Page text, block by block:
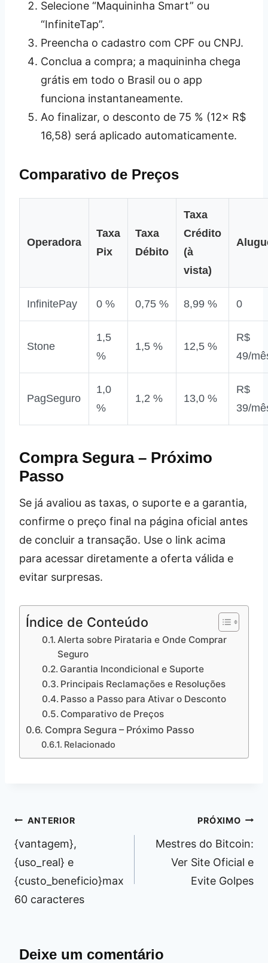
Selecione “Maquininha Smart” ou
“InfiniteTap”.
Preencha o cadastro com CPF ou CNPJ.
Conclua a compra; a maquininha chega
grátis em todo o Brasil ou o app
funciona instantaneamente.
Ao finalizar, o desconto de 75 % (12× R$
16,58) será aplicado automaticamente.
Comparativo de Preços
Operadora
Taxa
Pix
Taxa
Débito
Taxa
Crédito
(à
vista)
InfinitePay 0 % 0,75 % 8,99 % 0
Stone
1,5
%
1,5 % 12,5 %
R$
49/
PagSeguro
1,0
%
1,2 % 13,0 %
R$
39/
Compra Segura – Próximo
Passo
Se já avaliou as taxas, o suporte e a garantia,
confirme o preço final na página oficial antes
de concluir a transação. Use o link acima
para acessar diretamente a oferta válida e
evitar surpresas.
Índice de Conteúdo
Alerta sobre Pirataria e Onde Comprar
Seguro
Garantia Incondicional e Suporte
Principais Reclamações e Resoluções
Passo a Passo para Ativar o Desconto
Comparativo de Preços
Compra Segura – Próximo Passo
Relacionado
Navegação
de
Post
ANTERIOR
{vantagem},
{uso_real} e
{custo_beneficio}max
60 caracteres
PRÓXIMO
Mestres do Bitcoin:
Ver Site Oficial e
Evite Golpes
Deixe um comentário